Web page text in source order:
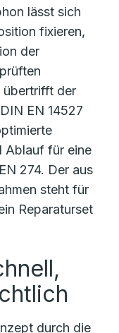
lässt sich
fixieren,
der
übertrifft der
EN 14527
Ablauf für eine
274. Der aus
steht für
Reparaturset
durch die